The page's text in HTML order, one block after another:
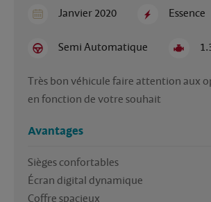
Janvier 2020 Essence
Semi Automatique
Très bon véhicule faire attention aux
Avantages
Sièges confortables
Écran digital dynamique